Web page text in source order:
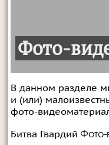
Фото-
В данном разделе
и (или)
фото-
Битва Гвардий Фото-